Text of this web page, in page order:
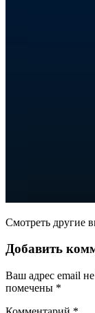
Смотреть другие
Добавить
Ваш адрес email
помечены *